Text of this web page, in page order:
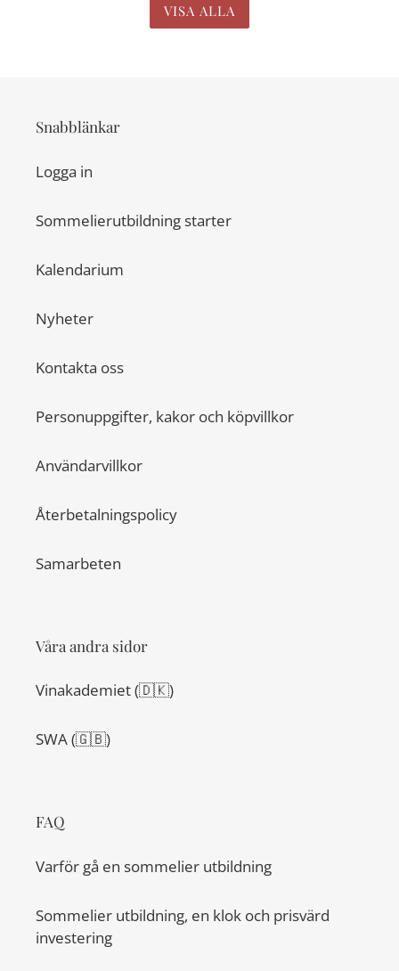
VISA ALLA
Snabblänkar
Logga in
Sommelierutbildning starter
Kalendarium
Nyheter
Kontakta oss
Personuppgifter, kakor och köpvillkor
Användarvillkor
Återbetalningspolicy
Samarbeten
Våra andra sidor
Vinakademiet (🇩🇰)
SWA (🇬🇧)
FAQ
Varför gå en sommelier utbildning
Sommelier utbildning, en klok och prisvärd
investering